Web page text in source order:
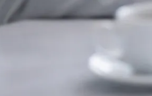
Offerte anfordern